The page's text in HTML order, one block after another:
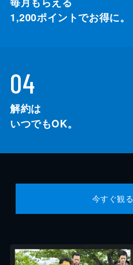
1,200ポイントでお得に。
04
解約は
いつでもOK。
今すぐ観る